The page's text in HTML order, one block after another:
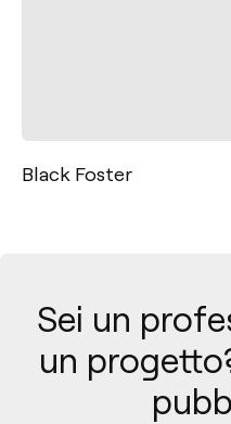
Plus Recessed
Sei un
un